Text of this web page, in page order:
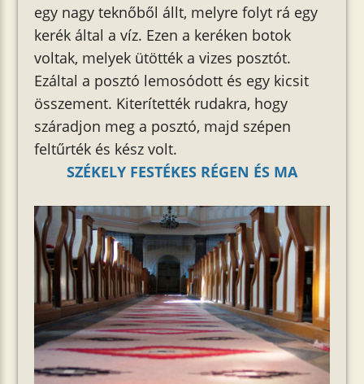
egy nagy teknőből állt, melyre folyt rá egy
kerék által a víz. Ezen a keréken botok
voltak, melyek ütötték a vizes posztót.
Ezáltal a posztó lemosódott és egy kicsit
összement. Kiterítették rudakra, hogy
száradjon meg a posztó, majd szépen
feltűrték és kész volt.
SZÉKELY FESTÉKES RÉGEN ÉS MA